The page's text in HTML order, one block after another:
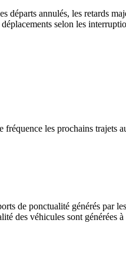
départs annulés, les retards
selon les
les prochains trajets
de ponctualité générés par
des véhicules sont générées